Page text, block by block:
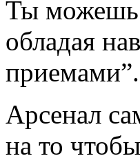
Ты можешь
обладая
приемами”.
Арсенал
на то